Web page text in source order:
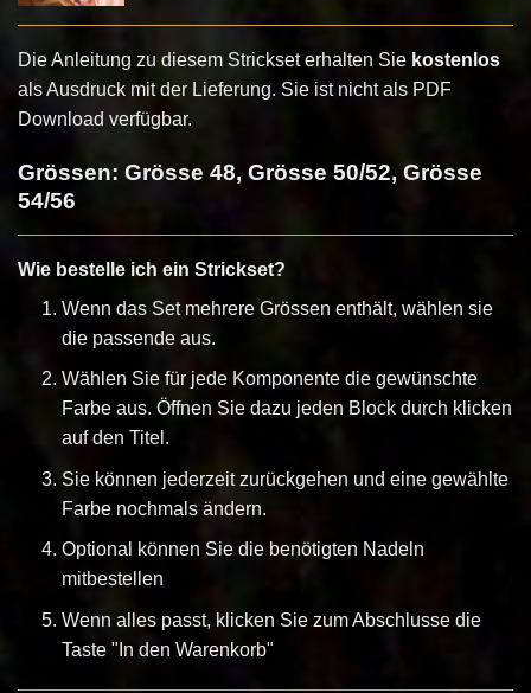
Die Anleitung zu diesem Strickset erhalten Sie kostenlos
als Ausdruck mit der Lieferung. Sie ist nicht als PDF
Download verfügbar.
Grössen: Grösse 48, Grösse 50/52, Grösse
54/56
Wie bestelle ich ein Strickset?
Wenn das Set mehrere Grössen enthält, wählen sie
die passende aus.
Wählen Sie für jede Komponente die gewünschte
Farbe aus. Öffnen Sie dazu jeden Block durch klicken
auf den Titel.
Sie können jederzeit zurückgehen und eine gewählte
Farbe nochmals ändern.
Optional können Sie die benötigten Nadeln
mitbestellen
Wenn alles passt, klicken Sie zum Abschlusse die
Taste "In den Warenkorb"